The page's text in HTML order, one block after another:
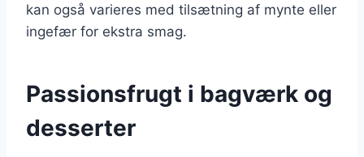
kan også varieres med tilsætning af mynte eller
ingefær for ekstra smag.
Passionsfrugt i bagværk og
desserter